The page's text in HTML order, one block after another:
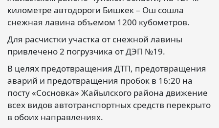
километре автодороги Бишкек – Ош сошла
снежная лавина объемом 1200 кубометров.
Для расчистки участка от снежной лавины
привлечено 2 погрузчика от ДЭП №19.
В целях предотвращения ДТП, предотвращения
аварий и предотвращения пробок в 16:20 на
посту «Сосновка» Жайылского района движение
всех видов автотранспортных средств перекрыто
в обоих направлениях.